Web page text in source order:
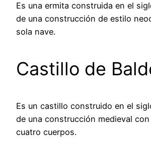
Es una ermita construida en el
de una construcción de estilo
sola nave.
Castillo de
Es un castillo construido en el
de una construcción medieval
cuatro cuerpos.